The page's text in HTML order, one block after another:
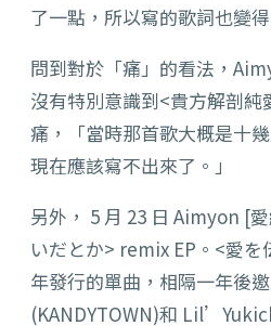
了一點， 所以寫的歌詞也變得
問到對於「痛」的看法，
沒有特別意識到<貴方解剖純
痛，「當時那首歌大概是十
現在應該寫不出來了。」
另外， 5 月 23 日 Aimyon [
いだとか> remix EP。<愛
年發行的單曲，相隔一年後
(KANDYTOWN)和